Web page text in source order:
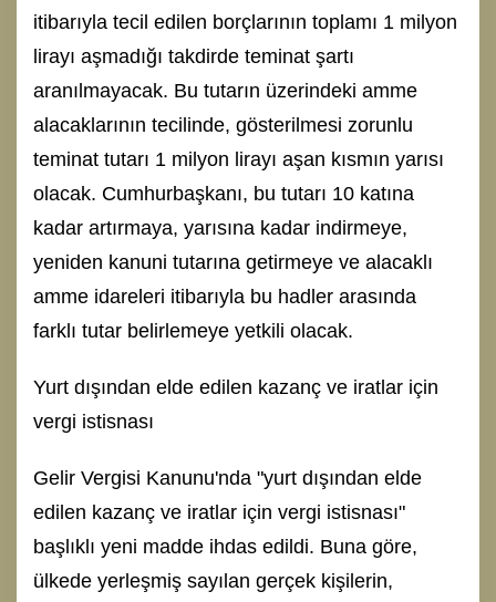
itibarıyla tecil edilen borçlarının toplamı 1 milyon
lirayı aşmadığı takdirde teminat şartı
aranılmayacak. Bu tutarın üzerindeki amme
alacaklarının tecilinde, gösterilmesi zorunlu
teminat tutarı 1 milyon lirayı aşan kısmın yarısı
olacak. Cumhurbaşkanı, bu tutarı 10 katına
kadar artırmaya, yarısına kadar indirmeye,
yeniden kanuni tutarına getirmeye ve alacaklı
amme idareleri itibarıyla bu hadler arasında
farklı tutar belirlemeye yetkili olacak.
Yurt dışından elde edilen kazanç ve iratlar için
vergi istisnası
Gelir Vergisi Kanunu'nda "yurt dışından elde
edilen kazanç ve iratlar için vergi istisnası"
başlıklı yeni madde ihdas edildi. Buna göre,
ülkede yerleşmiş sayılan gerçek kişilerin,